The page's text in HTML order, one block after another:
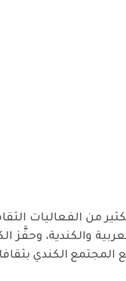
من الفعاليات
والكندية، وحفَّز
الكندي